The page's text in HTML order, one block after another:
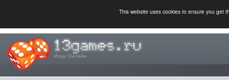
This website uses cookies to ensure you get
Игры Онлайн